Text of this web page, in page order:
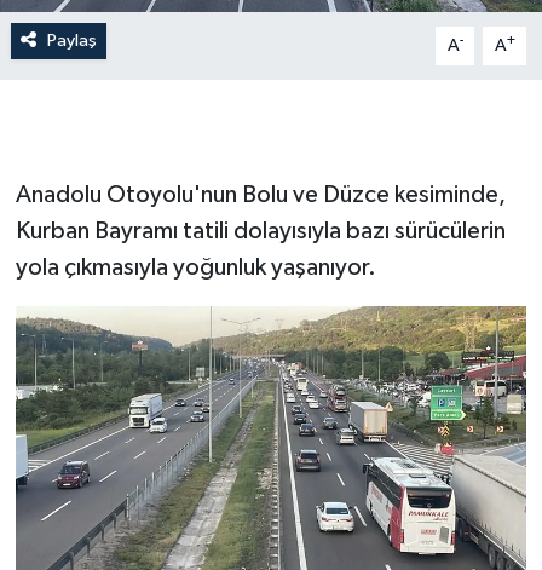
Paylaş A- A+
Anadolu Otoyolu'nun Bolu ve Düzce kesiminde,
Kurban Bayramı tatili dolayısıyla bazı sürücülerin
yola çıkmasıyla yoğunluk yaşanıyor.
Otomobil
Siyaset
Spor
Tarım ve Ekonomi
Teknoloji
Ulusal